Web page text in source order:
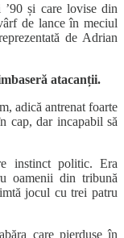
’90 și care lovise din
de lance în meciul
de Adrian
atacanții.
adică antrenat foarte
cap, dar incapabil să
instinct politic. Era
oamenii din tribună
jocul cu trei patru
care pierduse în